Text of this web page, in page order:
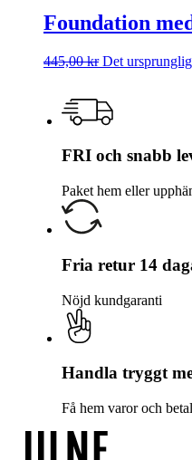
Foundation
445,00kr Det
FRI och snabb
Paket hem eller
Fria retur 14
Nöjd kundgaranti
Handla tryggt
Få hem varor och